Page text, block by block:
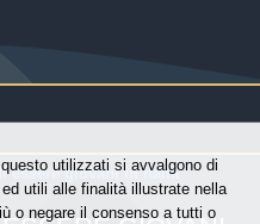
essere giovani in italia
utilizzati si avvalgono di
utili alle finalità illustrate nella
o negare il consenso a tutti o